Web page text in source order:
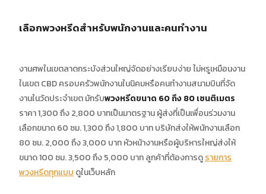
เลือกพวงหรีดสำหรับพนักงานและคนทำงาน
งานศพในเขตลาดกระบังส่วนใหญ่จัดอย่างเรียบง่าย ไม่หรูเหมือนงาน
ในเขต CBD ครอบครัวพนักงานในนิคมหรือคนทำงานสนามบินที่จัด
งานในวัดประจำเขต มักรับพวงหรีดขนาด 60 ถึง 80 เซนติเมตร
ราคา 1,300 ถึง 2,800 บาทเป็นมาตรฐาน ผู้ส่งที่เป็นเพื่อนร่วมงาน
เลือกขนาด 60 ซม. 1,300 ถึง 1,800 บาท บริษัทส่งให้พนักงานเลือก
80 ซม. 2,000 ถึง 3,000 บาท หัวหน้างานหรือผู้บริหารใหญ่ส่งให้
ขนาด 100 ซม. 3,500 ถึง 5,000 บาท ลูกค้าที่ต้องการดูรายการ
พวงหรีดทุกแบบดูในเว็บหลัก